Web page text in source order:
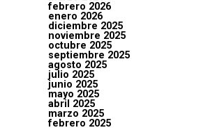
febrero 2026
enero 2026
diciembre 2025
noviembre 2025
octubre 2025
septiembre 2025
agosto 2025
julio 2025
junio 2025
mayo 2025
abril 2025
marzo 2025
febrero 2025